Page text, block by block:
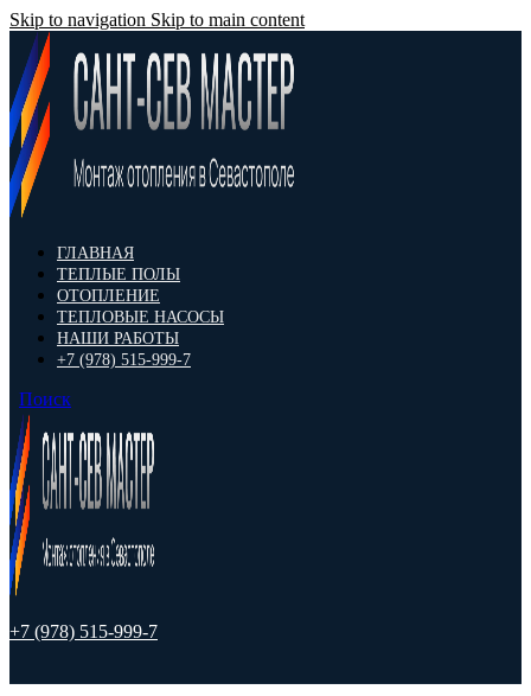
Skip to navigation Skip to main content
ГЛАВНАЯ
ТЕПЛЫЕ ПОЛЫ
ОТОПЛЕНИЕ
ТЕПЛОВЫЕ НАСОСЫ
НАШИ РАБОТЫ
+7 (978) 515-999-7
Поиск
+7 (978) 515-999-7